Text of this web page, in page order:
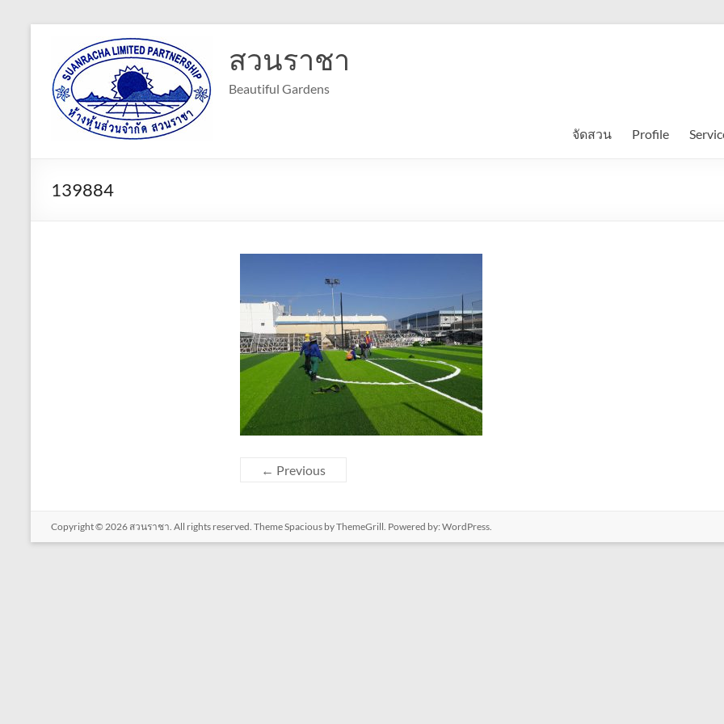
content
สวนราชา
Beautiful Gardens
จัดสวน Profile
139884
← Previous
Copyright © 2026 สวนราชา . All rights reserved. ThemeSpacious by ThemeGrill. Powered by: WordPress